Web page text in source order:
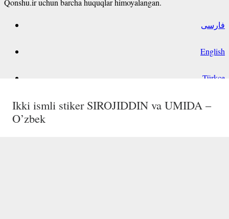
Ikki ismli stiker Fazilat va Guli – O’zbek
Azimbek ism stikeri O’zbek
Nurshod ism stikeri O’zbek
Ikki ismli stiker SIROJIDDIN va UMIDA –
O’zbek
Qonshu.ir uchun barcha huquqlar himoyalangan.
فارسی
English
Türkçe